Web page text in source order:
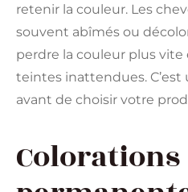
retenir la couleur. Les
souvent abîmés ou
perdre la couleur plus vite
teintes inattendues. C’est
avant de choisir votre
Colorations